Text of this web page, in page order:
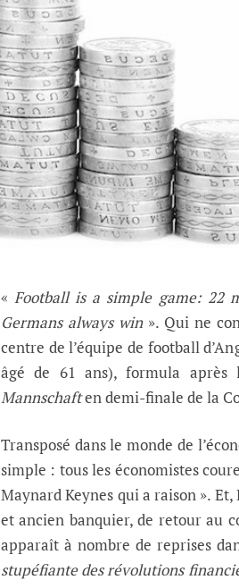
«Football is a simple game: 22
Germans always win». Qui ne
centre de l’équipe de football
âgé de 61 ans), formula après
Mannschaften demi-finale de la
Transposé dans le monde de
simple : tous les économistes
Maynard Keynes qui a raison ».
et ancien banquier, de retour au
apparaît à nombre de reprises
stupéfiante des révolutions